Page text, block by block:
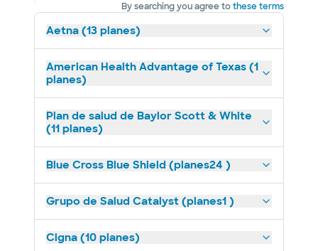
By searching you agree tothese terms
Aetna (13 planes)
American Health Advantage of Texas (1
planes)
Plan de salud de Baylor Scott & White
(11 planes)
Blue Cross Blue Shield (planes24 )
Grupo de Salud Catalyst (planes1 )
Cigna (10 planes)